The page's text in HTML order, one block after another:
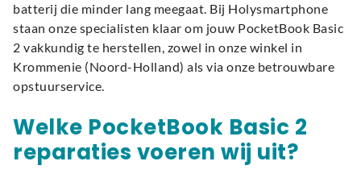
batterij die minder lang meegaat. Bij Holysmartphone
staan onze specialisten klaar om jouw PocketBook Basic
2 vakkundig te herstellen, zowel in onze winkel in
Krommenie (Noord-Holland) als via onze betrouwbare
opstuurservice.
Welke PocketBook Basic 2
reparaties voeren wij uit?